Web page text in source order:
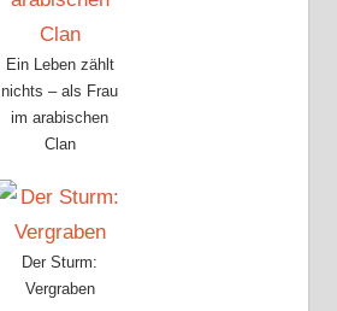
Ein Leben zählt
nichts – als Frau
im arabischen
Clan
Der Sturm:
Vergraben